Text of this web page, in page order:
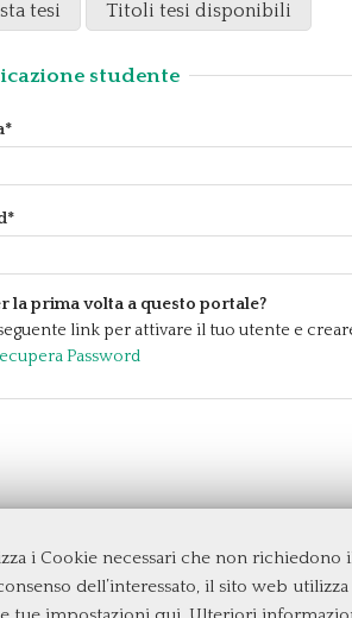
i Cookie necessari che non richiedono
dell’interessato, il sito web
tesi Titoli tesi disponibili
studente
la prima volta a questo portale?
link per attivare il tuo utente e
Password
di Management e Diritto
degli Studi di RomaTor